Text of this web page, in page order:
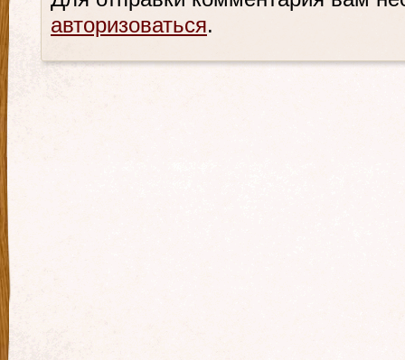
авторизоваться.